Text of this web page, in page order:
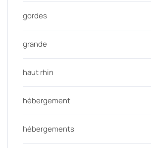
gordes
grande
haut rhin
hébergement
hébergements